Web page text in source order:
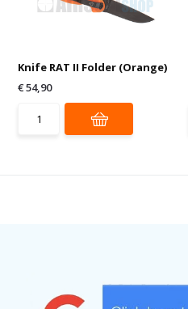
Knife RAT II Folder (Orange)
€ 54,90